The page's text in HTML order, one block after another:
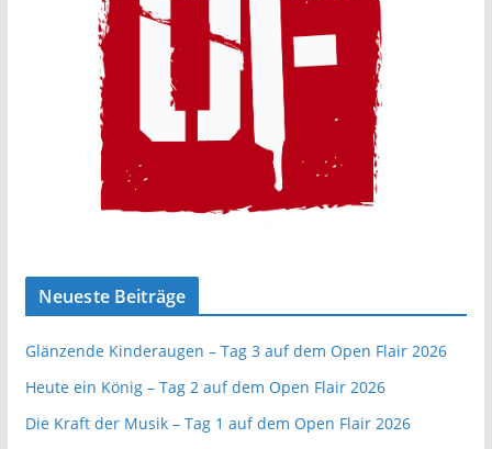
Neueste Beiträge
Glänzende Kinderaugen – Tag 3 auf dem Open Flair 2026
Heute ein König – Tag 2 auf dem Open Flair 2026
Die Kraft der Musik – Tag 1 auf dem Open Flair 2026